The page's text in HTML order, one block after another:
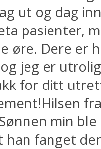
ut og dag
pasienter,
øre. Dere er
jeg er
for ditt
min
han fanget